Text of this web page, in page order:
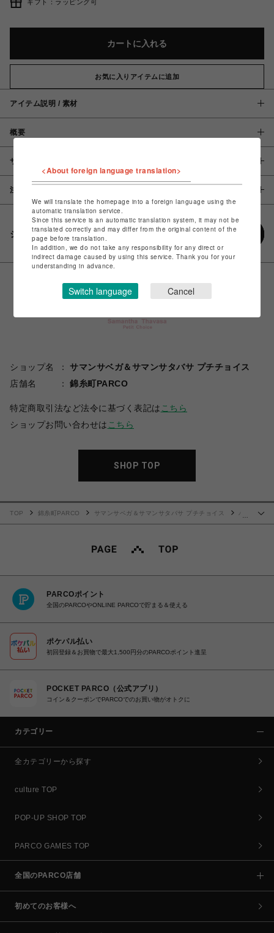
ギフト：ラッピング可
カートに入れる
お気に入りアイテムに追加
アイテム説明 / 素材
概要
サイズ
注意事項
シェアする
ショップ名
サマンサベガ＆サマンサタバサ プチチョイス
店舗名
錦糸町PARCO
特定商取引法など法令に基づく表記は こちら
ショップお問い合わせは こちら
SHOP TOP
TOP 錦糸町PARCO サマンサベガ＆サマンサタバサ プチチョイス
バ
PARCOポイント
全国のPARCOやONLINE PARCOで貯まる＆使える
ポケパル払い
初回登録＆お買物で最大1,500円分のPARCOポイント進呈
POCKET PARCO（公式アプリ）
コイン＆クーポンでPARCOでのお買い物がオトクに
カテゴリー
全カテゴリーから探す
culture TOP
POP-UP SHOP TOP
PARCO GAMES TOP
全国のPARCO店舗
初めてのお客様へ
<About foreign language translation>
We will translate the homepage into a foreign language using the
automatic translation service.
Since this service is an automatic translation system, it may not be
translated correctly and may differ from the original content of the
page before translation.
In addition, we do not take any responsibility for any direct or
indirect damage caused by using this service. Thank you for your
understanding in advance.
Switch language Cancel